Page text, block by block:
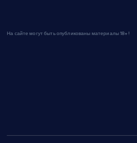
На сайте могут быть опубликованы материалы 18+!